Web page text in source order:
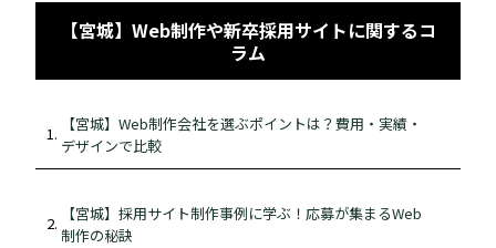
【宮城】Web制作や新卒採用サイトに関するコ
ラム
【宮城】Web制作会社を選ぶポイントは？費用・実績・
デザインで比較
【宮城】採用サイト制作事例に学ぶ！応募が集まるWeb
制作の秘訣